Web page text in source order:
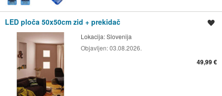
LED ploča 50x50cm zid + prekidač
Lokacija:Slovenija
Objavljen:03.08.2026.
49,99 €